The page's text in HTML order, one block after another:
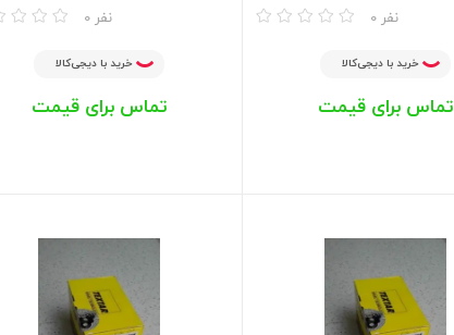
0 نفر
خرید با دیجی‌کالا
تماس برای قیمت
0 نفر
خرید با دیجی‌کالا
تماس برای قیمت